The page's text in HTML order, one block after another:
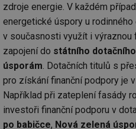
zdroje energie. V každém
energetické úspory u
v současnosti využít i výraznou
zapojení do státního
úsporám . Dotačních titulů s
pro získání finanční podpory je
Například při zateplení fasády
investoři finanční podporu v
po babičce, Nová zelená